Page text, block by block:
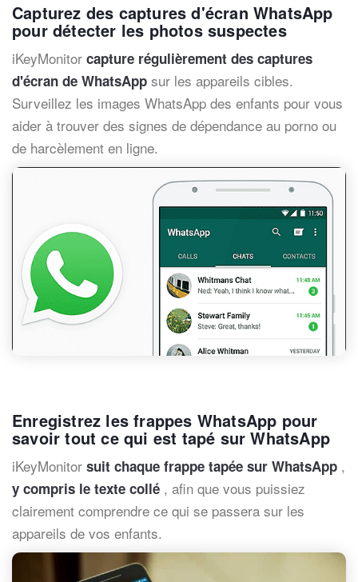
Capturez des captures d'écran WhatsApp
pour détecter les photos suspectes
iKeyMonitor capture régulièrement des captures
d'écran de WhatsApp sur les appareils cibles.
Surveillez les images WhatsApp des enfants pour vous
aider à trouver des signes de dépendance au porno ou
de harcèlement en ligne.
Enregistrez les frappes WhatsApp pour
savoir tout ce qui est tapé sur WhatsApp
iKeyMonitor suit chaque frappe tapée sur WhatsApp ,
y compris le texte collé , afin que vous puissiez
clairement comprendre ce qui se passera sur les
appareils de vos enfants.